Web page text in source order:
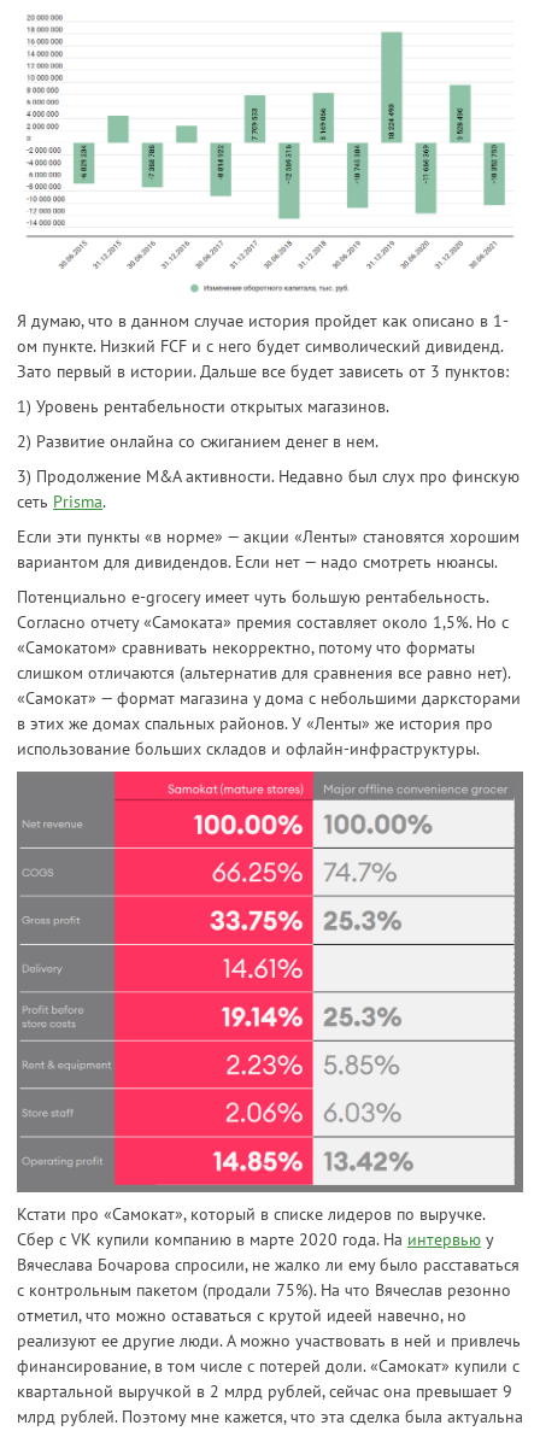
Я думаю, что в данном случае история пройдет как описано в 1-
ом пункте. Низкий FCF и с него будет символический дивиденд.
Зато первый в истории. Дальше все будет зависеть от 3 пунктов:
1) Уровень рентабельности открытых магазинов.
2) Развитие онлайна со сжиганием денег в нем.
3) Продолжение M&A активности. Недавно был слух про финскую
сеть Prisma.
Если эти пункты «в норме» — акции «Ленты» становятся хорошим
вариантом для дивидендов. Если нет — надо смотреть нюансы.
Потенциально e-grocery имеет чуть большую рентабельность.
Согласно отчету «Самоката» премия составляет около 1,5%. Но с
«Самокатом» сравнивать некорректно, потому что форматы
слишком отличаются (альтернатив для сравнения все равно нет).
«Самокат» — формат магазина у дома с небольшими дарксторами
в этих же домах спальных районов. У «Ленты» же история про
использование больших складов и офлайн-инфраструктуры.
Кстати про «Самокат», который в списке лидеров по выручке.
Сбер с VK купили компанию в марте 2020 года. На интервью у
Вячеслава Бочарова спросили, не жалко ли ему было расставаться
с контрольным пакетом (продали 75%). На что Вячеслав резонно
отметил, что можно оставаться с крутой идеей навечно, но
реализуют ее другие люди. А можно участвовать в ней и привлечь
финансирование, в том числе с потерей доли. «Самокат» купили с
квартальной выручкой в 2 млрд рублей, сейчас она превышает 9
млрд рублей. Поэтому мне кажется, что эта сделка была актуальна